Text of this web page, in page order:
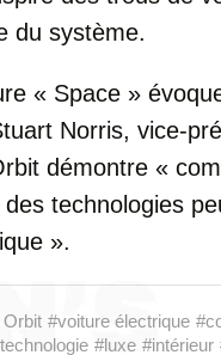
du système.
« Space »
Norris, vice-
démontre «
technologies
».
#voiture électrique
#luxe #intérieur